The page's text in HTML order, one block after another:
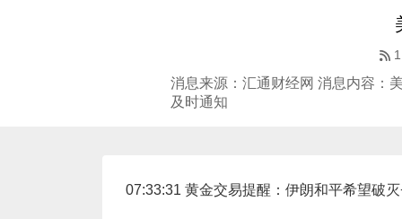
消息来源：汇通财经网 消息内容：
及时通知
07:33:31 黄金交易提醒：伊朗和平希望破